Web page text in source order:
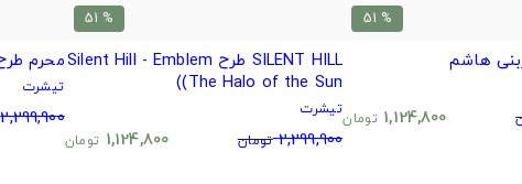
% 51
هاشم
1,124,800 تومان
% 51
SILENT HILL طرح Silent Hill - Emblem
(The Halo of the Sun)
تیشرت
2,299,900 تومان 1,124,800 تومان
محرم
تیشرت
2,299,900